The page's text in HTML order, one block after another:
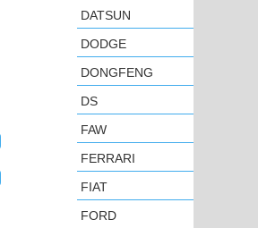
DATSUN
DODGE
DONGFENG
DS
FAW
FERRARI
FIAT
FORD